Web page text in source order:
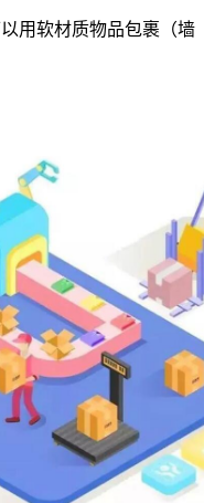
用软材质物品包裹（墙